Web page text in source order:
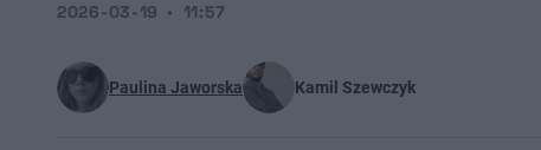
Paulina Jaworska Kamil Szewczyk
2026-03-19 11:57